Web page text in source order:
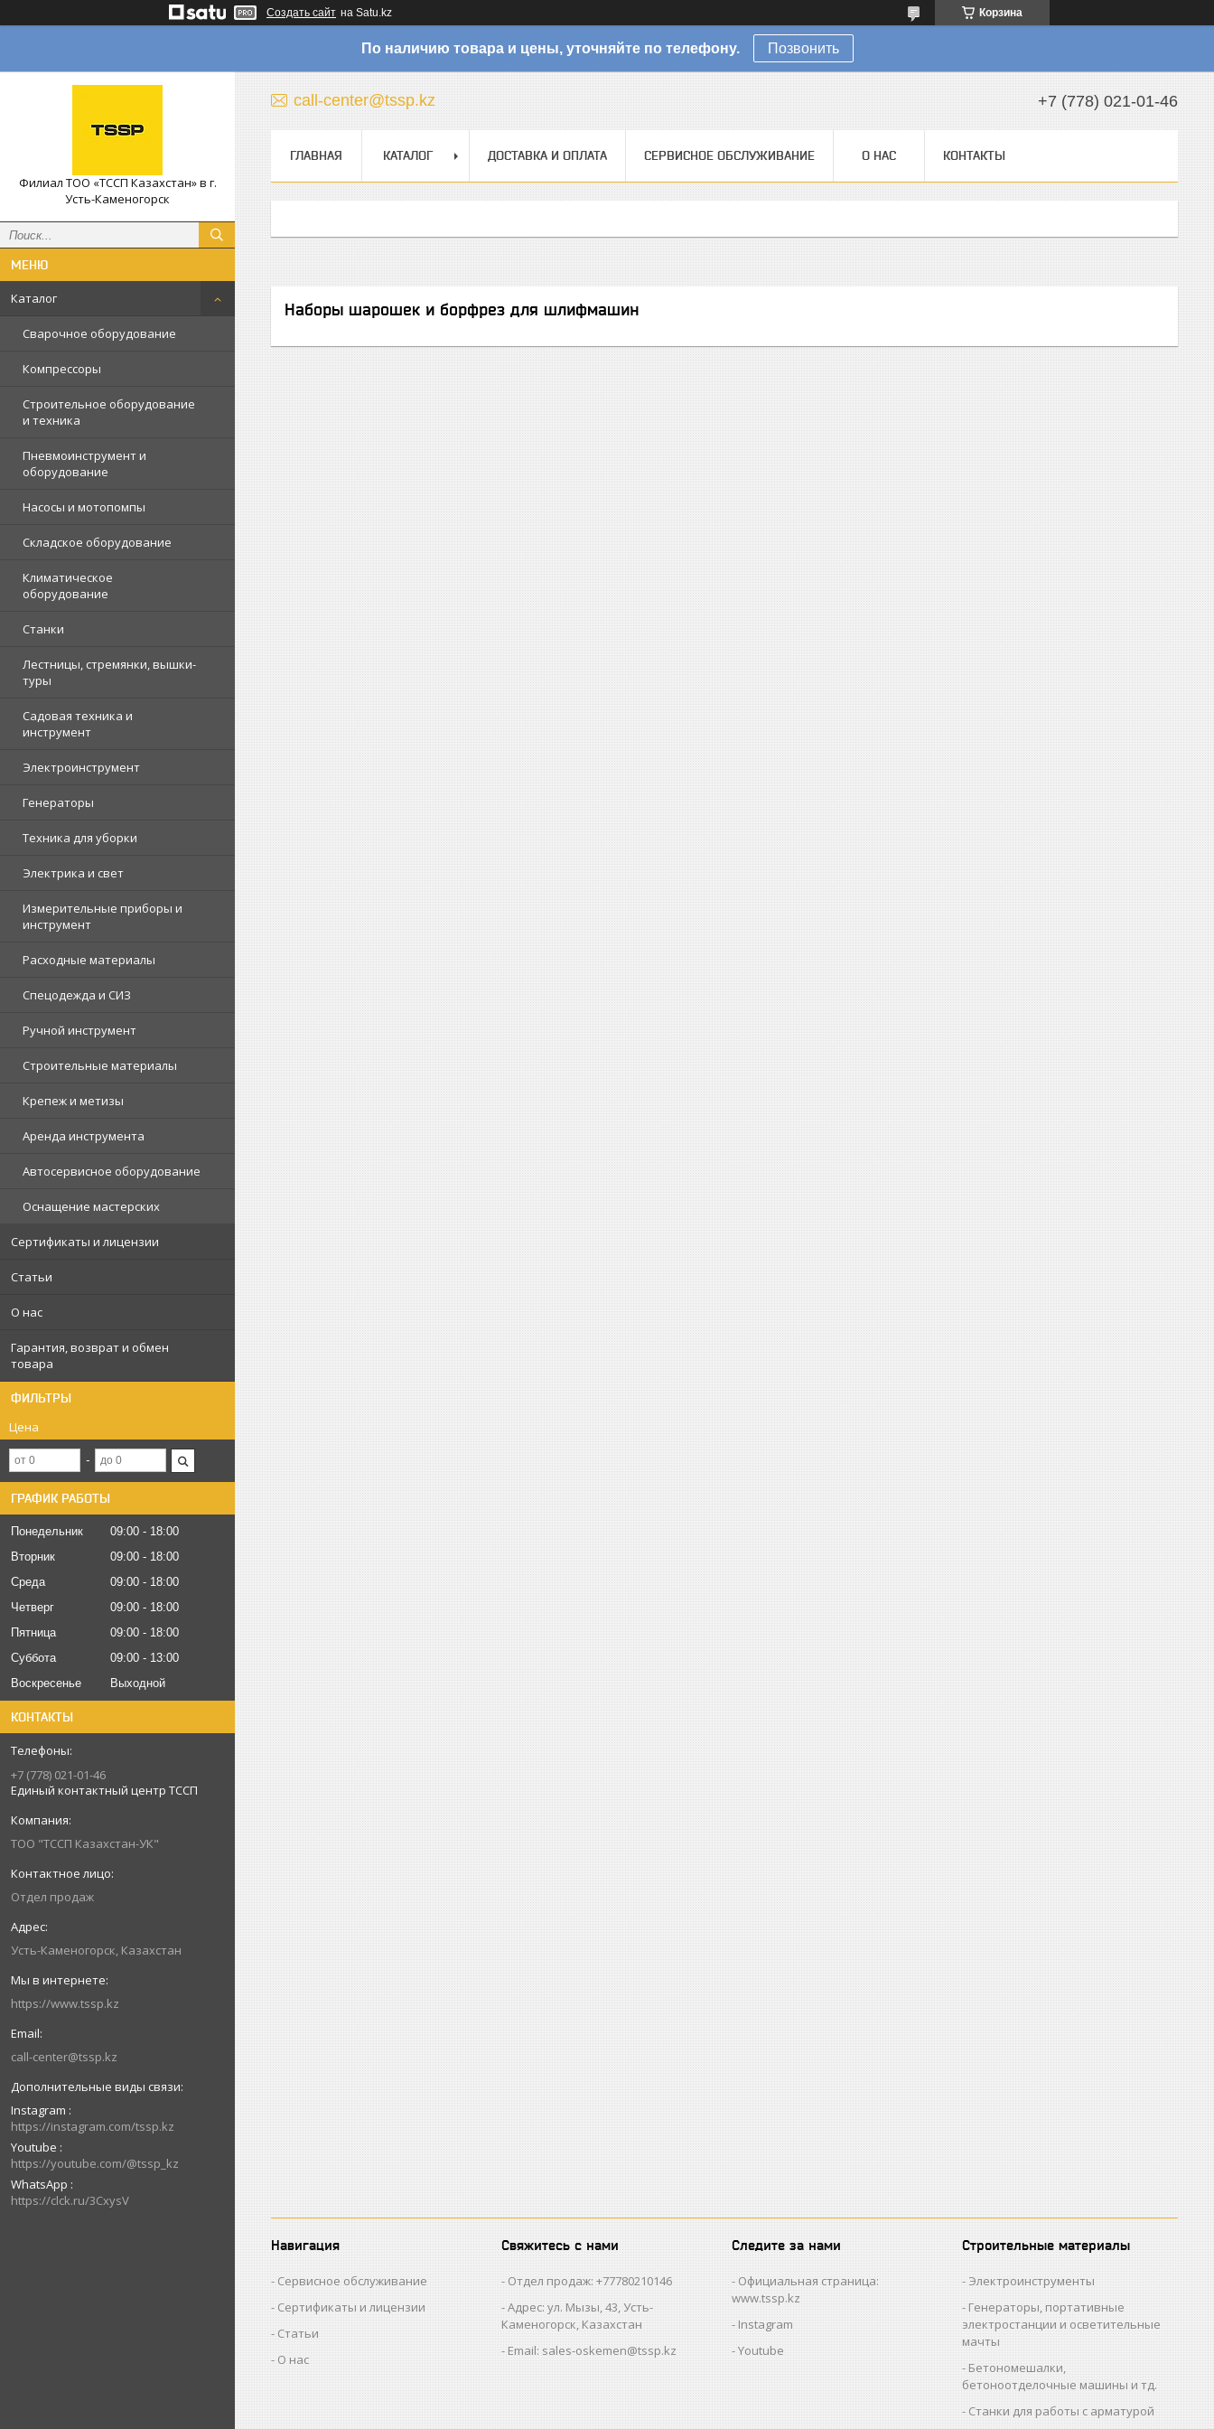
Создать сайт на Satu.kz Корзина
По наличию товара и цены, уточняйте по телефону. Позвонить
Филиал ТОО «ТССП Казахстан» в г.
Усть-Каменогорск
Каталог
Сварочное оборудование
Компрессоры
Строительное оборудование
и техника
Пневмоинструмент и
оборудование
Насосы и мотопомпы
Складское оборудование
Климатическое
оборудование
Станки
Лестницы, стремянки, вышки-
туры
Садовая техника и
инструмент
Электроинструмент
Генераторы
Техника для уборки
Электрика и свет
Измерительные приборы и
инструмент
Расходные материалы
Спецодежда и СИЗ
Ручной инструмент
Строительные материалы
Крепеж и метизы
Аренда инструмента
Автосервисное оборудование
Оснащение мастерских
Сертификаты и лицензии
Статьи
О нас
Гарантия, возврат и обмен
товара
ФИЛЬТРЫ
Цена
ГРАФИК РАБОТЫ
Понедельник 09:00
18:00
Вторник
09:00
18:00
Среда
09:00
18:00
Четверг
09:00
18:00
Пятница
09:00
18:00
Суббота
09:00
13:00
Воскресенье
Выходной
КОНТАКТЫ
+7 (778) 021-01-46
Единый контактный центр ТССП
ТОО "ТССП Казахстан-УК"
Отдел продаж
Усть-Каменогорск, Казахстан
https://www.tssp.kz
call-center@tssp.kz
Instagram
https://instagram.com/tssp.kz
Youtube
https://youtube.com/@tssp_kz
WhatsApp
https://clck.ru/3CxysV
call-center@tssp.kz +7 (778) 021-01-46
ГЛАВНАЯ КАТАЛОГ ДОСТАВКА И ОПЛАТА СЕРВИСНОЕ ОБСЛУЖИВАНИЕ О НАС КОНТАКТЫ
Наборы шарошек и борфрез для шлифмашин
Навигация
Сервисное обслуживание
Сертификаты и лицензии
Статьи
О нас
Свяжитесь с нами
Отдел продаж: +77780210146
Адрес: ул. Мызы, 43, Усть-
Каменогорск, Казахстан
Email: sales-oskemen@tssp.kz
Следите за нами
Официальная страница:
www.tssp.kz
Instagram
Youtube
Строительные материалы
Электроинструменты
Генераторы, портативные
электростанции и осветительные
мачты
Бетономешалки,
бетоноотделочные машины и тд.
Станки для работы с арматурой